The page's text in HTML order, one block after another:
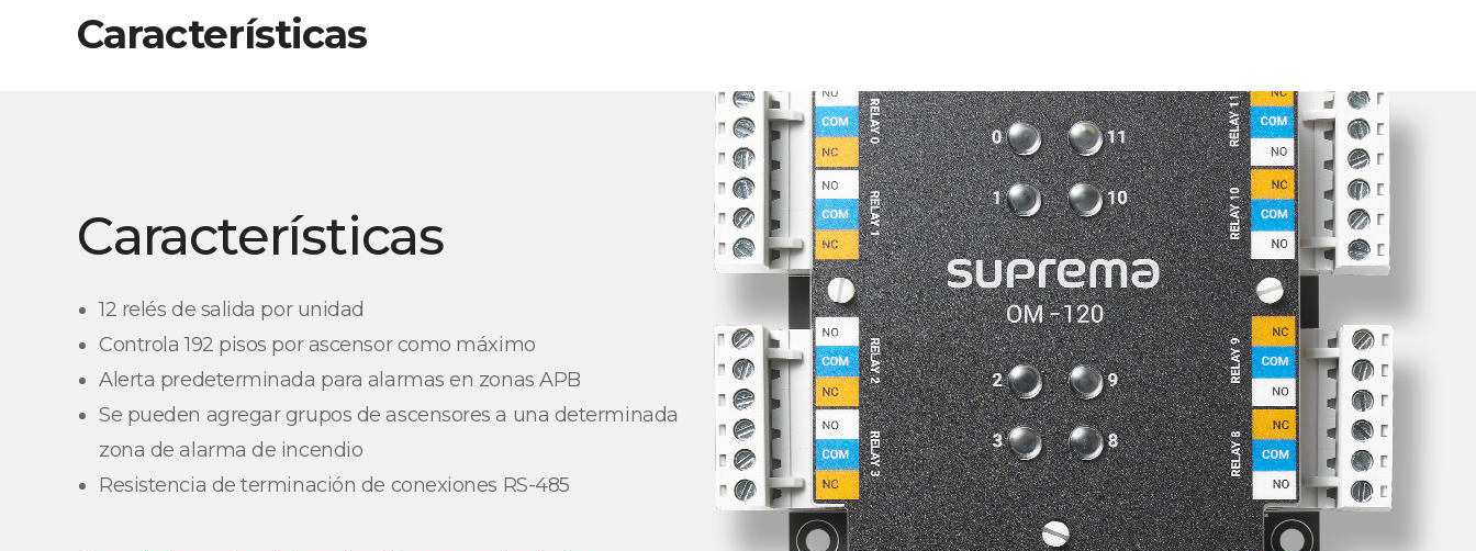
Características
Características
12 relés de salida por unidad
Controla 192 pisos por ascensor como máximo
Alerta predeterminada para alarmas en zonas APB
Se pueden agregar grupos de ascensores a una determinada
zona de alarma de incendio
Resistencia de terminación de conexiones RS-485